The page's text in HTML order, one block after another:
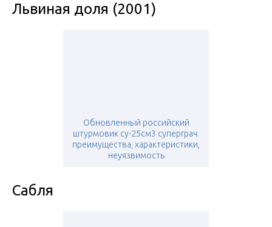
Львиная доля (2001)
Обновленный российский
штурмовик су-25см3 суперграч.
преимущества, характеристики,
неуязвимость
Сабля